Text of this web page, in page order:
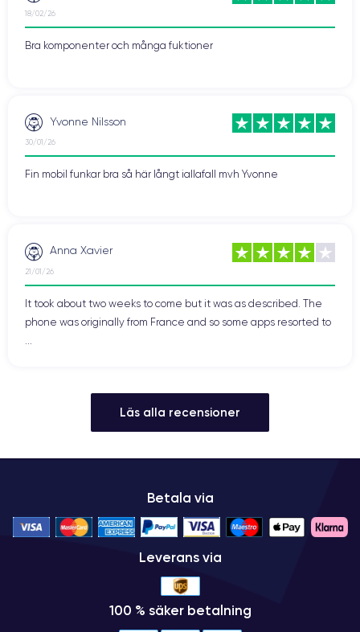
18/02/26
Bra komponenter och många fuktioner
Yvonne Nilsson
30/01/26
Fin mobil funkar bra så här långt iallafall mvh Yvonne
Anna Xavier
21/01/26
It took about two weeks to come but it was as described. The
phone was originally from France and so some apps resorted to
Läs alla recensioner
Betala via
Leverans via
100 % säker betalning